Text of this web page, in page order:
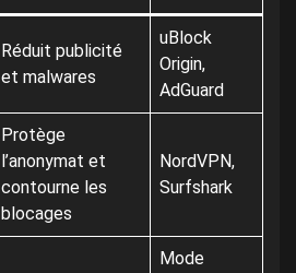
Réduit publicité
et malwares
uBlock
Origin,
AdGuard
Protège
l’anonymat et
contourne les
blocages
NordVPN,
Surfshark
Mode